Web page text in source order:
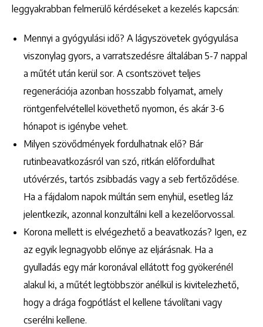
leggyakrabban felmerülő kérdéseket a kezelés kapcsán:
Mennyi a gyógyulási idő? A lágyszövetek gyógyulása
viszonylag gyors, a varratszedésre általában 5-7 nappal
a műtét után kerül sor. A csontszövet teljes
regenerációja azonban hosszabb folyamat, amely
röntgenfelvétellel követhető nyomon, és akár 3-6
hónapot is igénybe vehet.
Milyen szövődmények fordulhatnak elő? Bár
rutinbeavatkozásról van szó, ritkán előfordulhat
utóvérzés, tartós zsibbadás vagy a seb fertőződése.
Ha a fájdalom napok múltán sem enyhül, esetleg láz
jelentkezik, azonnal konzultálni kell a kezelőorvossal.
Korona mellett is elvégezhető a beavatkozás? Igen, ez
az egyik legnagyobb előnye az eljárásnak. Ha a
gyulladás egy már koronával ellátott fog gyökerénél
alakul ki, a műtét legtöbbször anélkül is kivitelezhető,
hogy a drága fogpótlást el kellene távolítani vagy
cserélni kellene.